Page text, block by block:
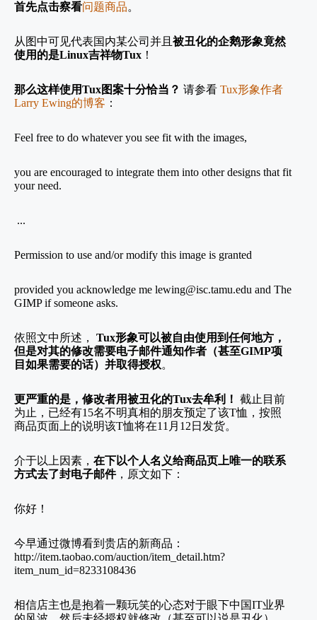
首先点击察看问题商品。
从图中可见代表国内某公司并且 被丑化的企鹅形象竟然
使用的是Linux吉祥物Tux ！
那么这样使用Tux图案十分恰当？ 请参看 Tux形象作者
Larry Ewing的博客 ：
Feel free to do whatever you see fit with the images,
you are encouraged to integrate them into other designs that fit
your need.
...
Permission to use and/or modify this image is granted
provided you acknowledge me lewing@isc.tamu.edu and The
GIMP if someone asks.
依照文中所述， Tux形象可以被自由使用到任何地方，
但是对其的修改需要电子邮件通知作者（甚至GIMP项
目如果需要的话）并取得授权。
更严重的是，修改者用被丑化的Tux去牟利！ 截止目前
为止，已经有15名不明真相的朋友预定了该T恤，按照
商品页面上的说明该T恤将在11 月 12 日发货。
介于以上因素， 在下以个人名义给商品页上唯一的联系
方式去了封电子邮件，原文如下：
你好！
今早通过微博看到贵店的新商品：
http://item.taobao.com/auction/item_detail.htm?
item_num_id=8233108436
相信店主也是抱着一颗玩笑的心态对于眼下中国IT业界